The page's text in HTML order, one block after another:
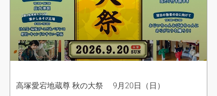
高塚愛宕地蔵尊 秋の大祭 9月20日（日）